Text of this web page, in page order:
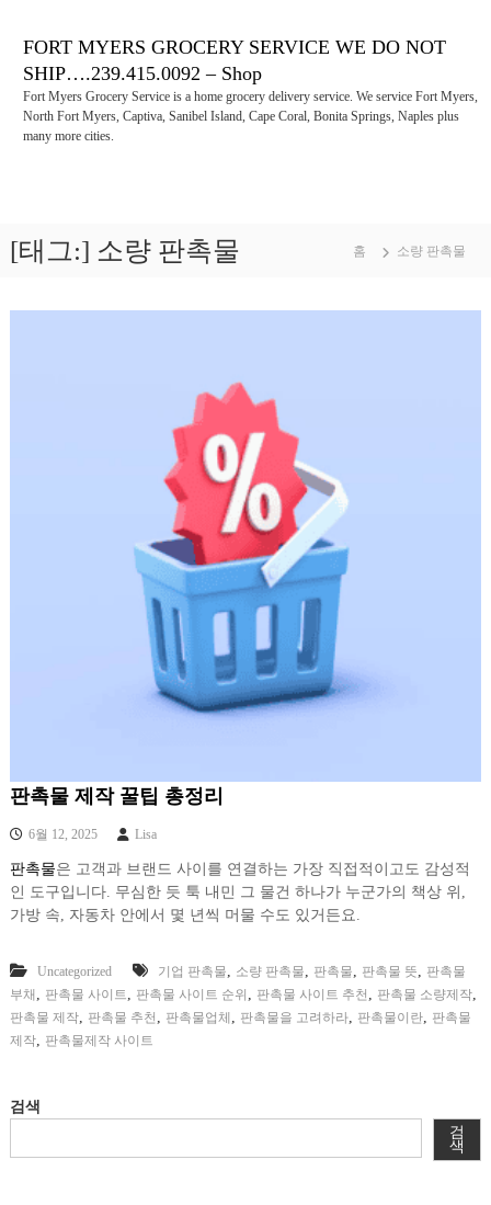
FORT MYERS GROCERY SERVICE WE DO NOT
SHIP….239.415.0092 – Shop
Fort Myers Grocery Service is a home grocery delivery service. We service Fort Myers,
North Fort Myers, Captiva, Sanibel Island, Cape Coral, Bonita Springs, Naples plus
many more cities.
[태그:] 소량 판촉물 홈 소량 판촉물
판촉물 제작 꿀팁 총정리
6월 12, 2025 Lisa
판촉물은 고객과 브랜드 사이를 연결하는 가장 직접적이고도 감성적
인 도구입니다. 무심한 듯 툭 내민 그 물건 하나가 누군가의 책상 위,
가방 속, 자동차 안에서 몇 년씩 머물 수도 있거든요.
Uncategorized 기업 판촉물, 소량 판촉물, 판촉물, 판촉물 뜻, 판촉물
부채 , 판촉물 사이트, 판촉물 사이트 순위 , 판촉물 사이트 추천 , 판촉물 소량제작,
판촉물 제작, 판촉물 추천 , 판촉물업체 , 판촉물을 고려하라, 판촉물이란, 판촉물
제작, 판촉물제작 사이트
검색
검
색